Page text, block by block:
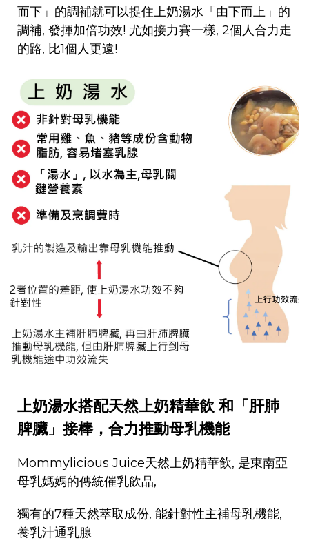
而下」的調補就可以捉住上奶湯水「由下而上」的
調補, 發揮加倍功效! 尤如接力賽一樣, 2個人合力走
的路, 比1個人更遠!
上奶湯水搭配天然上奶精華飲 和「肝肺
脾臟」接棒，合力推動母乳機能
Mommylicious Juice天然上奶精華飲, 是東南亞
母乳媽媽的傳統催乳飲品,
獨有的7種天然萃取成份, 能針對性主補母乳機能,
養乳汁通乳腺